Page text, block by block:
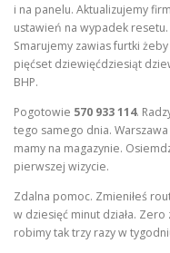
i na panelu. Aktualizujemy
ustawień na wypadek
Smarujemy zawias furtki
pięćset dziewięćdziesiąt
BHP.
Pogotowie 570 933 114.
tego samego dnia.
mamy na magazynie.
pierwszej wizycie.
Zdalna pomoc. Zmieniłeś
w dziesięć minut działa.
robimy tak trzy razy w